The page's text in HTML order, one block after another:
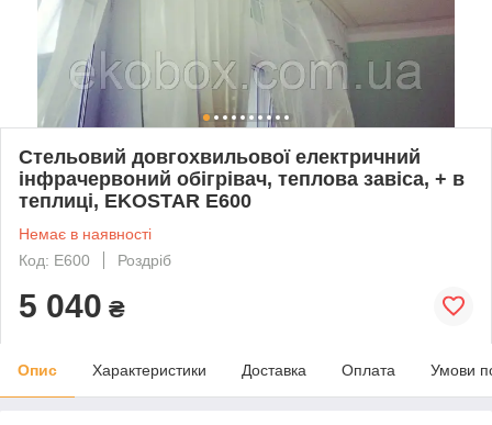
Стельовий довгохвильової електричний
інфрачервоний обігрівач, теплова завіса, + в
теплиці, EKOSTAR Е600
Немає в наявності
Код: Е600
Роздріб
5 040 ₴
Опис Характеристики Доставка Оплата Умови